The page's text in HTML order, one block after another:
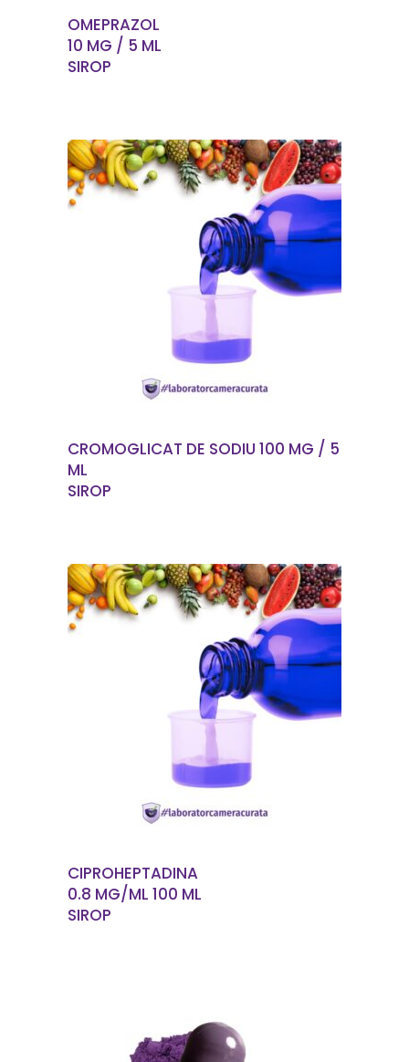
OMEPRAZOL
10 MG / 5 ML
SIROP
EN SAVOIR PLUS
CROMOGLICAT DE SODIU 100 MG / 5
ML
SIROP
EN SAVOIR PLUS
CIPROHEPTADINA
0.8 MG/ML 100 ML
SIROP